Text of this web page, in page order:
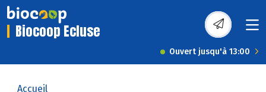
Biocoop Ecluse
Ouvert jusqu'à 13:00
Accueil